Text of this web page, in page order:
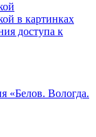
в картинках
доступа к
«Белов. Вологда.